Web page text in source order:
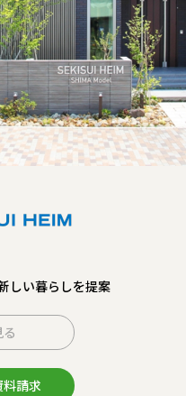
しい暮らしを提案
請求